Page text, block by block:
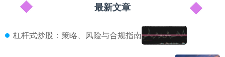
最新文章
杠杆式炒股：策略、风险与合规指南